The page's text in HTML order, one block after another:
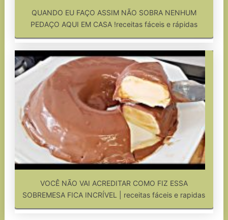
QUANDO EU FAÇO ASSIM NÃO SOBRA NENHUM
PEDAÇO AQUI EM CASA !receitas fáceis e rápidas
VOCÊ NÃO VAI ACREDITAR COMO FIZ ESSA
SOBREMESA FICA INCRÍVEL | receitas fáceis e rapidas